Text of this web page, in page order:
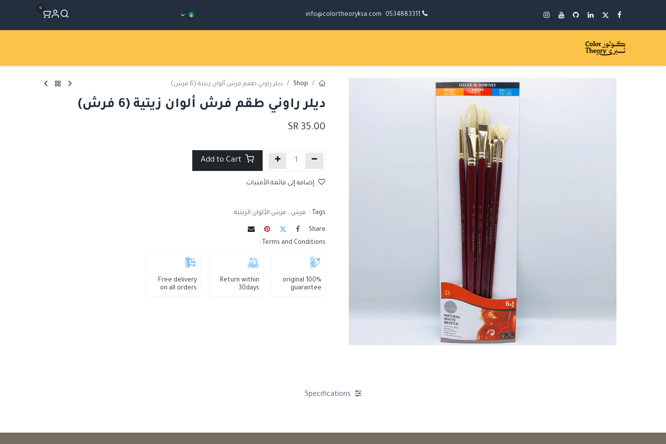
0534883311
info@colortheoryksa.com
0
Shop ديلر راوني طقم فرش ألوان زيتية (6 فرش)
ديلر راوني طقم فرش ألوان زيتية (6 فرش)
35.00
Add to Cart
إضافة إلى قائمة الأمنيات
Tags : فرش , فرش الألوان الزيتية
Share :
Terms and Conditions :
100% original
guarantee
Return within
30days
Free delivery
on all orders